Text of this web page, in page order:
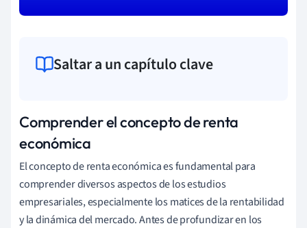
Saltar a un capítulo clave
Comprender el concepto de renta
económica
El concepto de renta económica es fundamental para
comprender diversos aspectos de los estudios
empresariales, especialmente los matices de la rentabilidad
y la dinámica del mercado. Antes de profundizar en los